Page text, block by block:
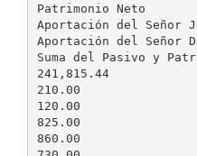
Patrimonio Neto
Aportación del Señor
Aportación del Señor
Suma del Pasivo y
241,815.44
210.00
120.00
825.00
860.00